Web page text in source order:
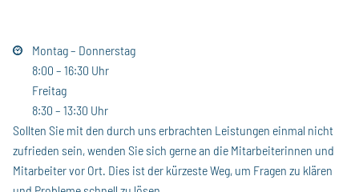
Montag – Donnerstag
8:00 – 16:30 Uhr
Freitag
8:30 – 13:30 Uhr
Sollten Sie mit den durch uns erbrachten Leistungen einmal nicht
zufrieden sein, wenden Sie sich gerne an die Mitarbeiterinnen und
Mitarbeiter vor Ort. Dies ist der kürzeste Weg, um Fragen zu klären